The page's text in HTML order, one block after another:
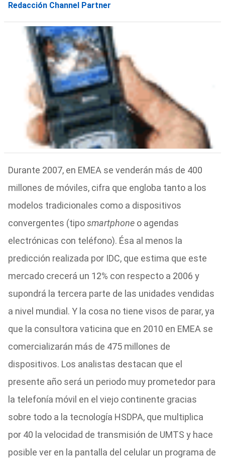
Redacción Channel Partner
Durante 2007, en EMEA se venderán más de 400
millones de móviles, cifra que engloba tanto a los
modelos tradicionales como a dispositivos
convergentes (tiposmartphoneo agendas
electrónicas con teléfono). Ésa al menos la
predicción realizada por IDC, que estima que este
mercado crecerá un 12% con respecto a 2006 y
supondrá la tercera parte de las unidades vendidas
a nivel mundial. Y la cosa no tiene visos de parar, ya
que la consultora vaticina que en 2010 en EMEA se
comercializarán más de 475 millones de
dispositivos. Los analistas destacan que el
presente año será un periodo muy prometedor para
la telefonía móvil en el viejo continente gracias
sobre todo a la tecnología HSDPA, que multiplica
por 40 la velocidad de transmisión de UMTS y hace
posible ver en la pantalla del celular un programa de